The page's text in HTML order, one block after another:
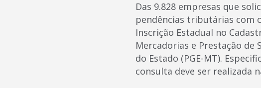
Das 9.828 empresas que
pendências tributárias com
Inscrição Estadual no
Mercadorias e Prestação de
do Estado (PGE-MT).
consulta deve ser realizada